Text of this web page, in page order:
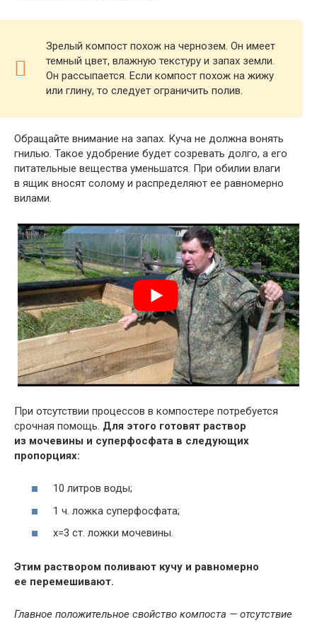
Зрелый компост похож на чернозем. Он имеет
темный цвет, влажную текстуру и запах земли.
Он рассыпается. Если компост похож на жижу
или глину, то следует ограничить полив.
Обращайте внимание на запах. Куча не должна вонять
гнилью. Такое удобрение будет созревать долго, а его
питательные вещества уменьшатся. При обилии влаги
в ящик вносят солому и распределяют ее равномерно
вилами.
При отсутствии процессов в компостере потребуется
срочная помощь. Для этого готовят раствор
из мочевины и суперфосфата в следующих
пропорциях:
10 литров воды;
1 ч. ложка суперфосфата;
х=3 ст. ложки мочевины.
Этим раствором поливают кучу и равномерно
ее перемешивают.
Главное положительное свойство компоста — отсутствие